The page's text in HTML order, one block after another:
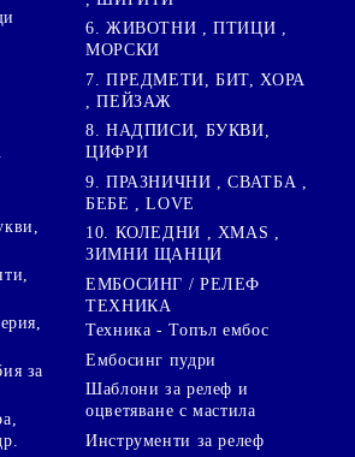
за
6. ЖИВОТНИ , ПТИЦИ ,
МОРСКИ
7. ПРЕДМЕТИ, БИТ, ХОРА
, ПЕЙЗАЖ
8. НАДПИСИ, БУКВИ,
ЦИФРИ
9. ПРАЗНИЧНИ , СВАТБА ,
БЕБЕ , LOVE
10. КОЛЕДНИ , XMAS ,
ЗИМНИ ЩАНЦИ
ЕМБОСИНГ / РЕЛЕФ
ТЕХНИКА
Техника - Топъл ембос
Ембосинг пудри
Шаблони за релеф и
оцветяване с мастила
Инструменти за релеф